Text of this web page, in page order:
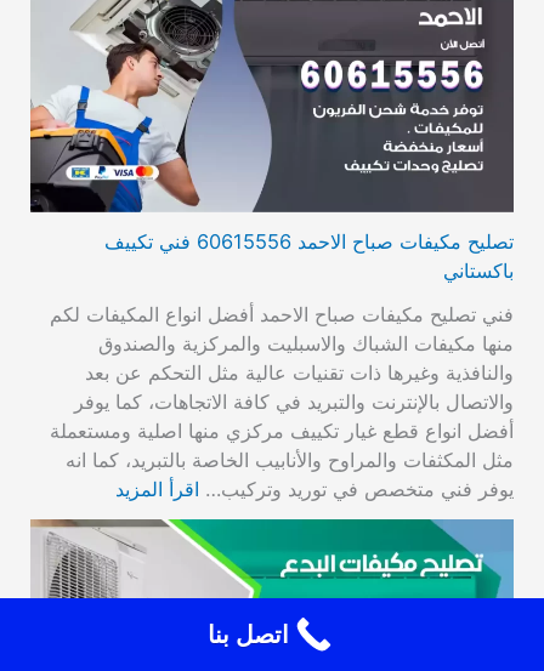
تصليح مكيفات صباح الاحمد 60615556 فني تكييف
باكستاني
فني تصليح مكيفات صباح الاحمد أفضل انواع المكيفات لكم
منها مكيفات الشباك والاسبليت والمركزية والصندوق
والنافذية وغيرها ذات تقنيات عالية مثل التحكم عن بعد
والاتصال بالإنترنت والتبريد في كافة الاتجاهات، كما يوفر
أفضل انواع قطع غيار تكييف مركزي منها اصلية ومستعملة
مثل المكثفات والمراوح والأنابيب الخاصة بالتبريد، كما انه
يوفر فني متخصص في توريد وتركيب… اقرأ المزيد
اتصل بنا